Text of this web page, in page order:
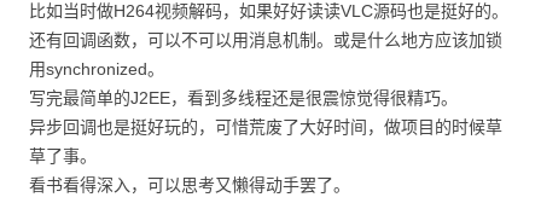
比如当时做H264视频解码，如果好好读读VLC源码也是挺好的。
还有回调函数，可以不可以用消息机制。或是什么地方应该加锁
用synchronized。
写完最简单的J2EE，看到多线程还是很震惊觉得很精巧。
异步回调也是挺好玩的，可惜荒废了大好时间，做项目的时候草
草了事。
看书看得深入，可以思考又懒得动手罢了。